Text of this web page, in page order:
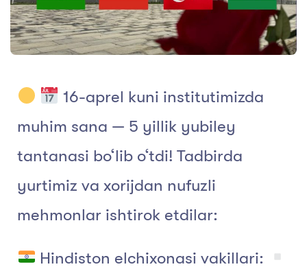
16-aprel kuni institutimizda
muhim sana — 5 yillik yubiley
tantanasi bo‘lib o‘tdi! Tadbirda
yurtimiz va xorijdan nufuzli
mehmonlar ishtirok etdilar:
Hindiston elchixonasi vakillari: